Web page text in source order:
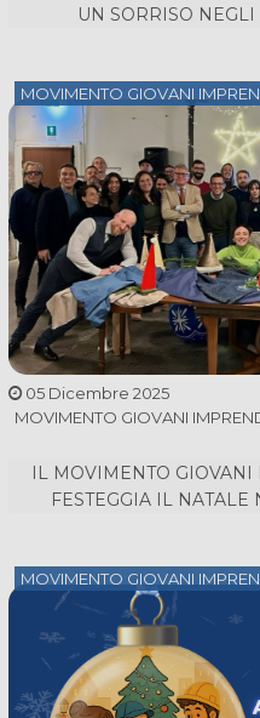
UN SORRISO
MOVIMENTO GIOVANI
05 Dicembre 2025
MOVIMENTO GIOVANI
IL MOVIMENTO
FESTEGGIA IL NATALE
MOVIMENTO GIOVANI